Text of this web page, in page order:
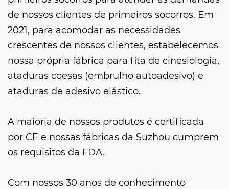
de nossos clientes de primeiros socorros. Em
2021, para acomodar as necessidades
crescentes de nossos clientes, estabelecemos
nossa própria fábrica para fita de cinesiologia,
ataduras coesas (embrulho autoadesivo) e
ataduras de adesivo elástico.
A maioria de nossos produtos é certificada
por CE e nossas fábricas da Suzhou cumprem
os requisitos da FDA.
Com nossos 30 anos de conhecimento